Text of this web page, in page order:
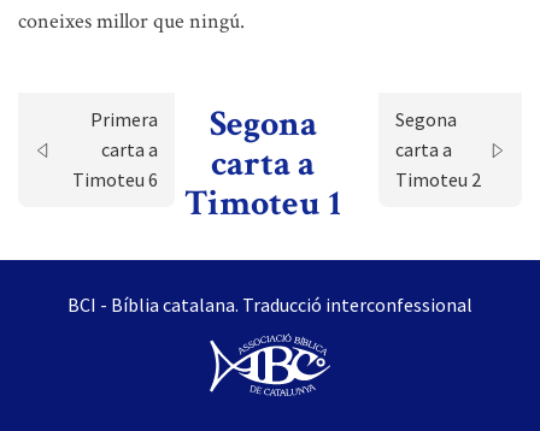
coneixes millor que ningú.
Primera
carta a
Timoteu 6
Segona
carta a
Timoteu 1
Segona
carta a
Timoteu 2
BCI - Bíblia catalana. Traducció interconfessional